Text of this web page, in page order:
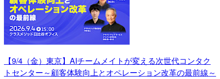
【9/4（金）東京】AIチームメイトが変える次世代コンタク
トセンター～顧客体験向上とオペレーション改革の最前線～